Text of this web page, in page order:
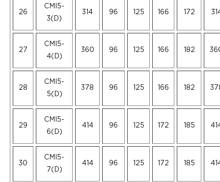
26
CMI5-
3(D)
314 96 125 166 172
27
CMI5-
4(D)
360 96 125 166 182
28
CMI5-
5(D)
378 96 125 166 182
29
CMI5-
6(D)
414 96 125 172 185
30
CMI5-
7(D)
414 96 125 172 185